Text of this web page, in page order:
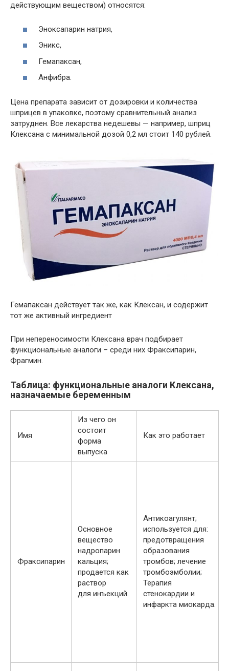
действующим веществом) относятся:
Эноксапарин натрия,
Эникс,
Гемапаксан,
Анфибра.
Цена препарата зависит от дозировки и количества
шприцев в упаковке, поэтому сравнительный анализ
затруднен. Все лекарства недешевы — например, шприц
Клексана с минимальной дозой 0,2 мл стоит 140 рублей.
Гемапаксан действует так же, как Клексан, и содержит
тот же активный ингредиент
При непереносимости Клексана врач подбирает
функциональные аналоги – среди них Фраксипарин,
Фрагмин.
Таблица: функциональные аналоги Клексана,
назначаемые беременным
Имя
Из чего он
состоит
форма
выпуска
Как это работает
Фраксипарин
Основное
вещество
надропарин
кальция;
продается как
раствор
для инъекций.
Антикоагулянт;
используется для:
предотвращения
образования
тромбов; лечение
тромбоэмболии;
Терапия
стенокардии и
инфаркта миокарда.